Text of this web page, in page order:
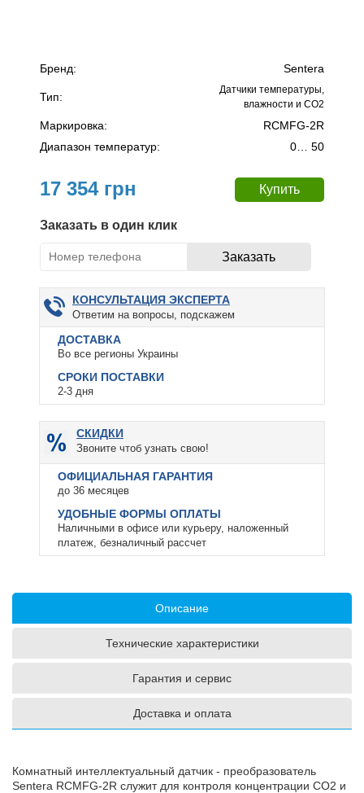
Бренд: Sentera
Тип:
Датчики температуры,
влажности и CO2
Маркировка:
RCMFG-2R
Диапазон температур:
0… 50
17 354 грн
Заказать в один клик
КОНСУЛЬТАЦИЯ ЭКСПЕРТА
Ответим на вопросы, подскажем
ДОСТАВКА
Во все регионы Украины
СРОКИ ПОСТАВКИ
2-3 дня
СКИДКИ
Звоните чтоб узнать свою!
ОФИЦИАЛЬНАЯ ГАРАНТИЯ
до 36 месяцев
УДОБНЫЕ ФОРМЫ ОПЛАТЫ
Наличными в офисе или курьеру, наложенный
платеж, безналичный рассчет
Описание
Технические характеристики
Гарантия и сервис
Доставка и оплата
Комнатный интеллектуальный датчик - преобразователь
Sentera RCMFG-2R служит для контроля концентрации CO2 и